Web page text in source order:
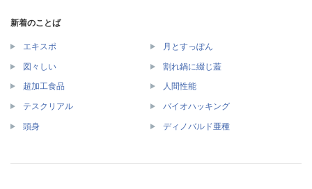
新着のことば
エキスポ 月とすっぽん
図々しい 割れ鍋に綴じ蓋
超加工食品 人間性能
テスクリアル バイオハッキング
頭身 ディノバルド亜種